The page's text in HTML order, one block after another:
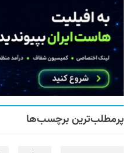
پرمطلب‌ترین برچسب‌ها